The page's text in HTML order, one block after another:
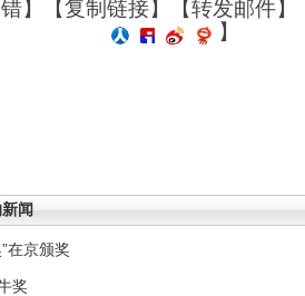
】【复制链接】【转发邮件】
】
闻
在京颁奖
奖